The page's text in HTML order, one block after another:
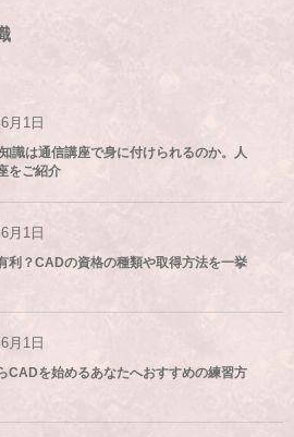
月1日
識は通信講座で身に付けられるのか。人
をご紹介
月1日
利？CADの資格の種類や取得方法を一挙
月1日
CADを始めるあなたへおすすめの練習方